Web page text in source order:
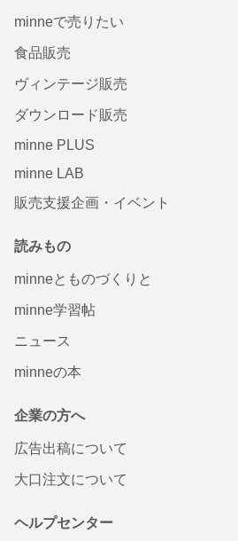
minneで売りたい
食品販売
ヴィンテージ販売
ダウンロード販売
minne PLUS
minne LAB
販売支援企画・イベント
読みもの
minneとものづくりと
minne学習帖
ニュース
minneの本
企業の方へ
広告出稿について
大口注文について
ヘルプセンター